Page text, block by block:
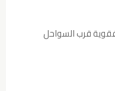
قرب السواحل